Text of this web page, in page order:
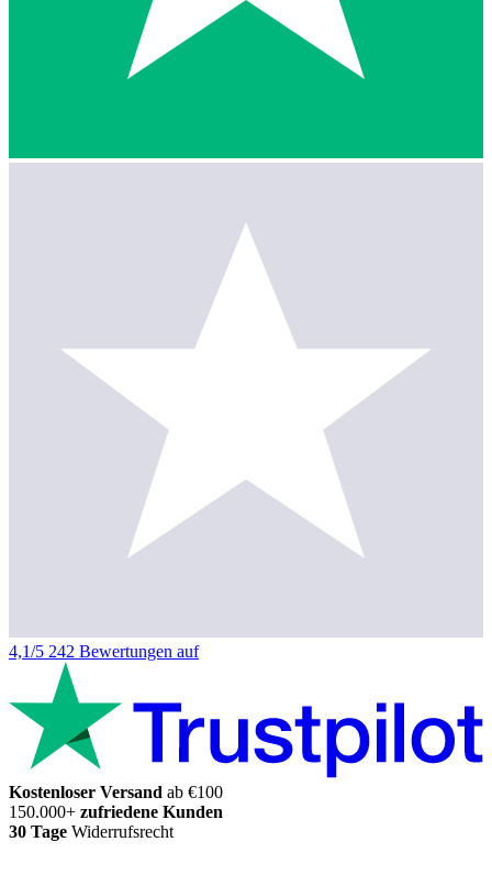
4,1/5 242 Bewertungen auf
Kostenloser Versand ab €100
150.000+ zufriedene Kunden
30 Tage Widerrufsrecht